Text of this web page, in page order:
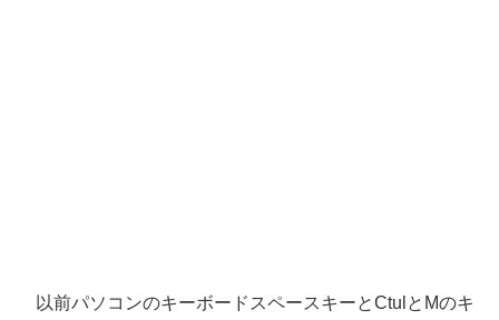
以前パソコンのキーボードスペースキーとCtulとMのキ